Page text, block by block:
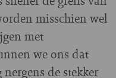
misschien wel
met
we ons dat
de stekker